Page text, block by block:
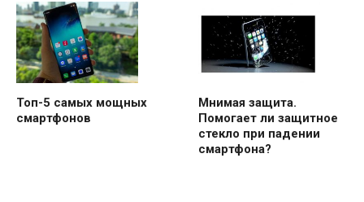
Топ-5 самых мощных
смартфонов
Мнимая защита.
Помогает ли защитное
стекло при падении
смартфона?